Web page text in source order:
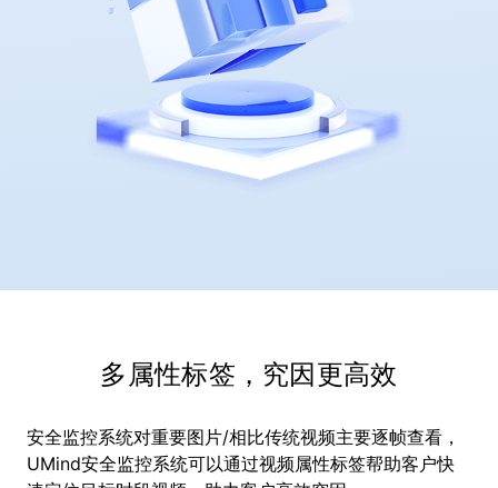
多属性标签，究因更高效
安全监控系统对重要图片/相比传统视频主要逐帧查看，
UMind安全监控系统可以通过视频属性标签帮助客户快